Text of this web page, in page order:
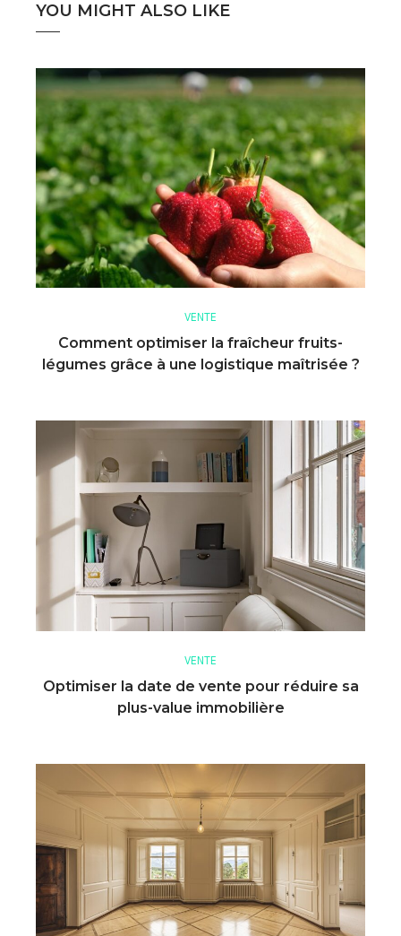
YOU MIGHT ALSO LIKE
VENTE
Comment optimiser la fraîcheur fruits-
légumes grâce à une logistique maîtrisée ?
VENTE
Optimiser la date de vente pour réduire sa
plus-value immobilière